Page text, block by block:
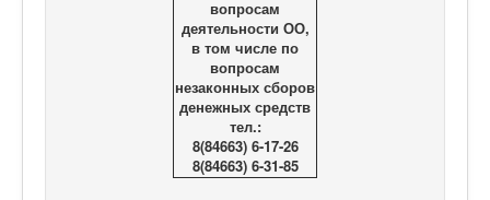
вопросам
деятельности ОО,
в том числе по
вопросам
незаконных сборов
денежных средств
тел.:
8(84663) 6-17-26
8(84663) 6-31-85